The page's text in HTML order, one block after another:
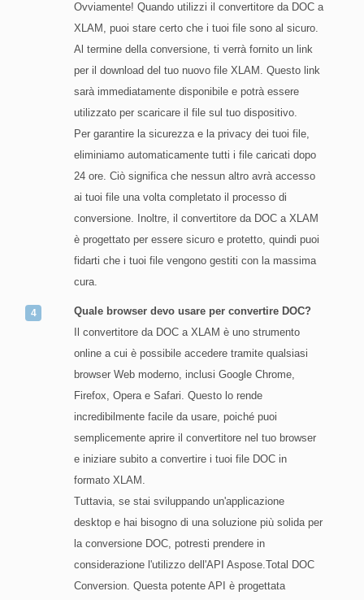
Ovviamente! Quando utilizzi il convertitore da DOC a
XLAM, puoi stare certo che i tuoi file sono al sicuro.
Al termine della conversione, ti verrà fornito un link
per il download del tuo nuovo file XLAM. Questo link
sarà immediatamente disponibile e potrà essere
utilizzato per scaricare il file sul tuo dispositivo.
Per garantire la sicurezza e la privacy dei tuoi file,
eliminiamo automaticamente tutti i file caricati dopo
24 ore. Ciò significa che nessun altro avrà accesso
ai tuoi file una volta completato il processo di
conversione. Inoltre, il convertitore da DOC a XLAM
è progettato per essere sicuro e protetto, quindi puoi
fidarti che i tuoi file vengono gestiti con la massima
cura.
Quale browser devo usare per convertire DOC?
Il convertitore da DOC a XLAM è uno strumento
online a cui è possibile accedere tramite qualsiasi
browser Web moderno, inclusi Google Chrome,
Firefox, Opera e Safari. Questo lo rende
incredibilmente facile da usare, poiché puoi
semplicemente aprire il convertitore nel tuo browser
e iniziare subito a convertire i tuoi file DOC in
formato XLAM.
Tuttavia, se stai sviluppando un'applicazione
desktop e hai bisogno di una soluzione più solida per
la conversione DOC, potresti prendere in
considerazione l'utilizzo dell'API Aspose.Total DOC
Conversion. Questa potente API è progettata